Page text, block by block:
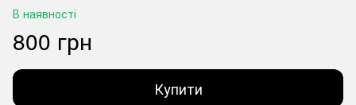
В наявності
800 грн
Купити